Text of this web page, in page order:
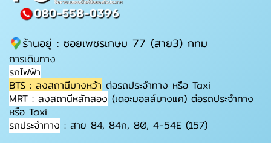
ร้านอยู่ : ซอยเพชรเกษม 77 (สาย3) กทม
การเดินทาง
รถไฟฟ้า
BTS : ลงสถานีบางหว้า ต่อรถประจำทาง หรือ Taxi
MRT : ลงสถานีหลักสอง (เดอะมอลล์บางแค) ต่อรถประจำทาง
หรือ Taxi
รถประจำทาง : สาย 84, 84ก, 80, 4-54E (157)